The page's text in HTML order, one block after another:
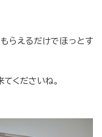
らえるだけでほっとす
くださいね。